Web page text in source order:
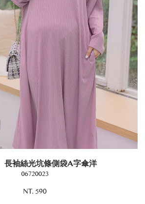
長袖絲光坑條側袋A字傘洋
06720023
NT. 590